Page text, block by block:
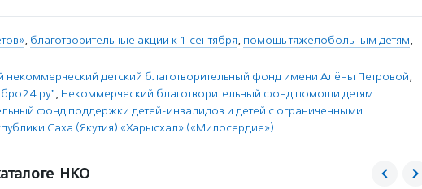
, благотворительные акции к 1 сентября, помощь тяжелобольным детям,
детский благотворительный фонд имени Алёны Петровой,
, Некоммерческий благотворительный фонд помощи детям
фонд поддержки детей-инвалидов и детей с ограниченными
Саха (Якутия) «Харысхал» («Милосердие»)
НКО